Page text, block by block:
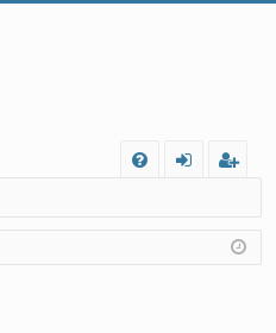
Q
nt
ifi
ist
ra